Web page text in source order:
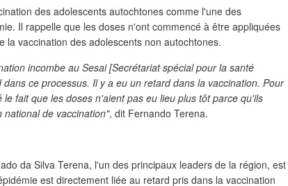
des adolescents autochtones comme l'une des
Il rappelle que les doses n'ont commencé à être appliquées
la vaccination des adolescents non autochtones.
incombe au Sesai [Secrétariat spécial pour la santé
ce processus. Il y a eu un retard dans la vaccination. Pour
fait que les doses n'aient pas eu lieu plus tôt parce qu'ils
national de vaccination", dit Fernando Terena.
da Silva Terena, l'un des principaux leaders de la région, est
est directement liée au retard pris dans la vaccination